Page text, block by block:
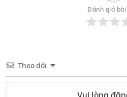
Đánh giá
Theo dõi
Vui lòng